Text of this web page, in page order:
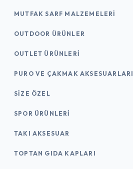
MUTFAK SARF MALZEMELERI
OUTDOOR ÜRÜNLER
OUTLET ÜRÜNLERI
PURO VE ÇAKMAK AKSESUARLARI
SIZE ÖZEL
SPOR ÜRÜNLERI
TAKI AKSESUAR
TOPTAN GIDA KAPLARI